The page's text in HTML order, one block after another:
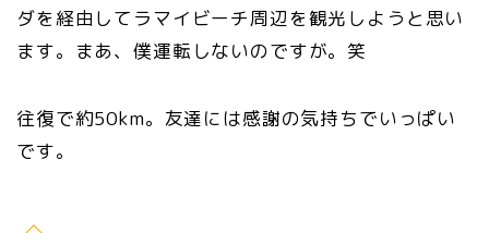
ダを経由してラマイビーチ周辺を観光しようと思い
ます。まあ、僕運転しないのですが。笑
往復で約50km。友達には感謝の気持ちでいっぱい
です。